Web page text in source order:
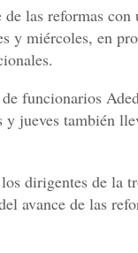
las reformas con
y miércoles, en
funcionarios
y jueves también
dirigentes de la
avance de las